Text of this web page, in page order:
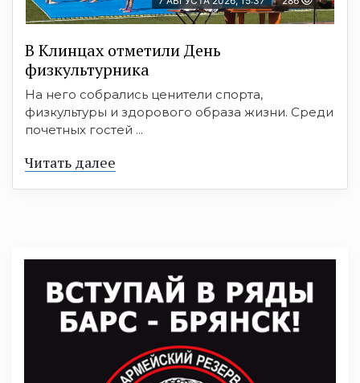
В Клинцах отметили День
физкультурника
На него собрались ценители спорта,
физкультуры и здорового образа жизни. Среди
почетных гостей ...
Читать далее